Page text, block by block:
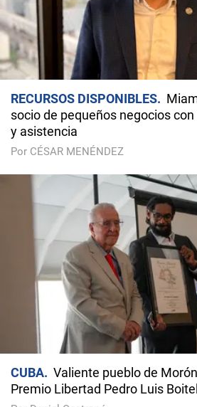
RECURSOS DISPONIBLES
socio de pequeños negocios
y asistencia
Por CÉSAR MENÉNDEZ
CUBA
Valiente pueblo de
Premio Libertad Pedro Luis